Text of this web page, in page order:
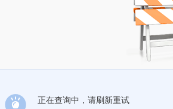
正在查询中，请刷新重试